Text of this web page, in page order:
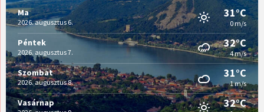
Ma
2026. augusztus 6.
31°C
0 m/s
Péntek
2026. augusztus 7.
32°C
4 m/s
Szombat
2026. augusztus 8.
31°C
1 m/s
Vasárnap 32°C